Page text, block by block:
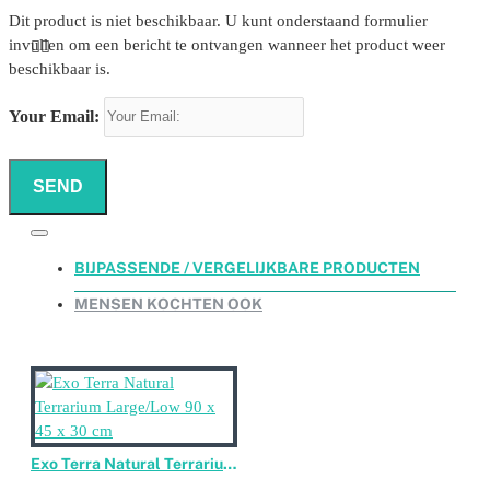
Dit product is niet beschikbaar. U kunt onderstaand formulier
invullen om een bericht te ontvangen wanneer het product weer
beschikbaar is.
Your Email:
SEND
BIJPASSENDE / VERGELIJKBARE PRODUCTEN
MENSEN KOCHTEN OOK
Exo Terra Natural Terrarium Large/Low 90 x 45 x 30 cm